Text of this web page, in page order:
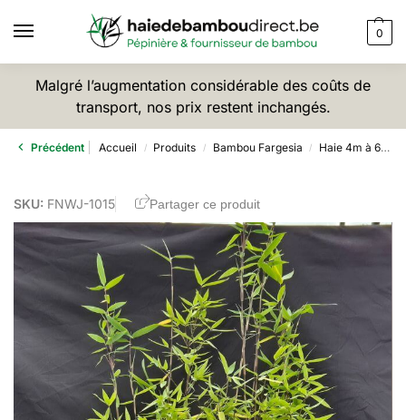
0
Malgré l’augmentation considérable des coûts de
transport, nos prix restent inchangés.
Précédent Accueil / Produits / Bambou Fargesia / Haie 4m à 6m
SKU: FNWJ-1015 Partager ce produit